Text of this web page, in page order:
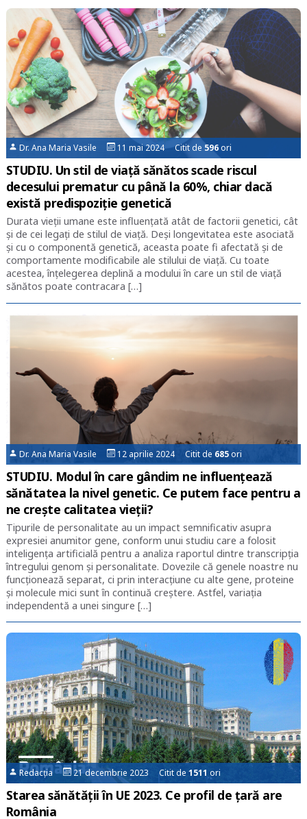
Dr. Ana Maria Vasile 11 mai 2024 Citit de 596ori
STUDIU. Un stil de viață sănătos scade riscul
decesului prematur cu până la 60%, chiar dacă
există predispoziție genetică
Durata vieții umane este influențată atât de factorii genetici, cât
și de cei legați de stilul de viață. Deși longevitatea este asociată
și cu o componentă genetică, aceasta poate fi afectată și de
comportamente modificabile ale stilului de viață. Cu toate
acestea, înțelegerea deplină a modului în care un stil de viață
sănătos poate contracara […]
Dr. Ana Maria Vasile 12 aprilie 2024 Citit de 685ori
STUDIU. Modul în care gândim ne influențează
sănătatea la nivel genetic. Ce putem face pentru a
ne crește calitatea vieții?
Tipurile de personalitate au un impact semnificativ asupra
expresiei anumitor gene, conform unui studiu care a folosit
inteligența artificială pentru a analiza raportul dintre transcripția
întregului genom și personalitate. Dovezile că genele noastre nu
funcționează separat, ci prin interacțiune cu alte gene, proteine
și molecule mici sunt în continuă creștere. Astfel, variația
independentă a unei singure […]
Redacția 21 decembrie 2023 Citit de1511 ori
Starea sănătății în UE 2023. Ce profil de țară are
România